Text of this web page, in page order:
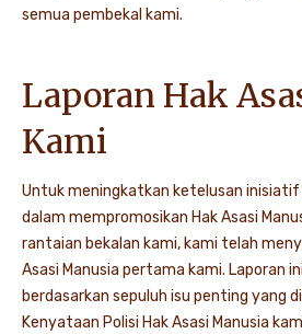
semua pembekal kami.
Laporan Hak
Kami
Untuk meningkatkan ketelusan inisiatif
dalam mempromosikan Hak Asasi
rantaian bekalan kami, kami telah
Asasi Manusia pertama kami. Laporan
berdasarkan sepuluh isu penting yang
Kenyataan Polisi Hak Asasi Manusia